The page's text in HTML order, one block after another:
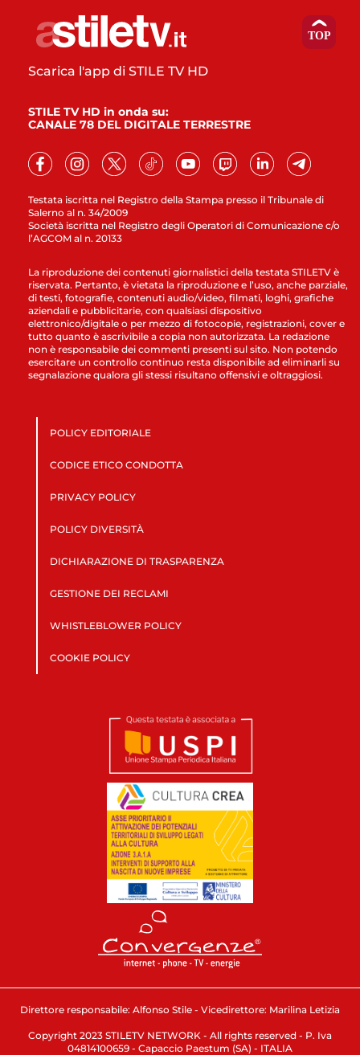
Testata iscritta nel Registro della Stampa presso il Tribunale di
Salerno al n. 34/2009
Società iscritta nel Registro degli Operatori di Comunicazione c/o
l’AGCOM al n. 20133
Scarica l'app di STILE TV HD
STILE TV HD in onda su:
CANALE 78 DEL DIGITALE TERRESTRE
La riproduzione dei contenuti giornalistici della testata STILETV è
riservata. Pertanto, è vietata la riproduzione e l’uso, anche parziale,
di testi, fotografie, contenuti audio/video, filmati, loghi, grafiche
aziendali e pubblicitarie, con qualsiasi dispositivo
elettronico/digitale o per mezzo di fotocopie, registrazioni, cover e
tutto quanto è ascrivibile a copia non autorizzata. La redazione
non è responsabile dei commenti presenti sul sito. Non potendo
esercitare un controllo continuo resta disponibile ad eliminarli su
segnalazione qualora gli stessi risultano offensivi e oltraggiosi.
POLICY EDITORIALE
CODICE ETICO CONDOTTA
PRIVACY POLICY
POLICY DIVERSITÀ
DICHIARAZIONE DI TRASPARENZA
GESTIONE DEI RECLAMI
WHISTLEBLOWER POLICY
COOKIE POLICY
Direttore responsabile: Alfonso Stile - Vicedirettore: Marilina Letizia
Copyright 2023 STILETV NETWORK - All rights reserved - P. Iva
04814100659 - Capaccio Paestum (SA) - ITALIA